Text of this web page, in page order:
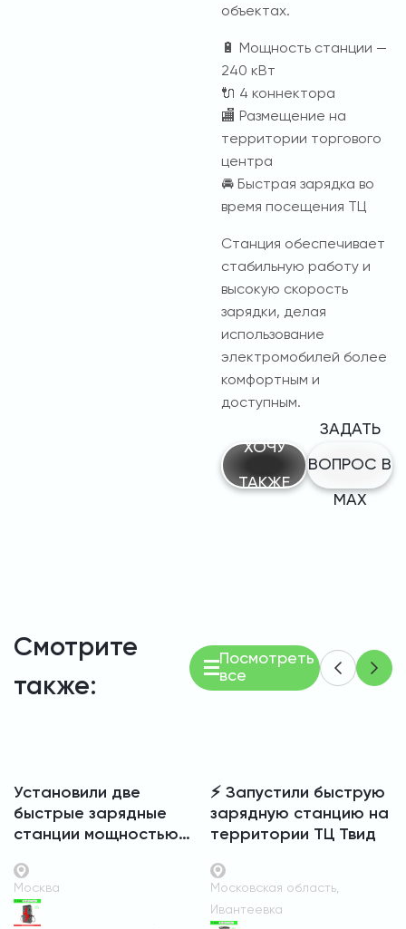
объектах.
🔋 Мощность станции —
240 кВт
🔌 4 коннектора
🏬 Размещение на
территории торгового
центра
🚘 Быстрая зарядка во
время посещения ТЦ
Станция обеспечивает
стабильную работу и
высокую скорость
зарядки, делая
использование
электромобилей более
комфортным и
доступным.
ХОЧУ
ТАКЖЕ
ЗАДАТЬ
ВОПРОС В
MAX
Смотрите
также:
Посмотреть
все
Установили две
быстрые зарядные
станции мощностью
территории ТЦ Твой
Дом в Мытищах ⚡️🔋
Москва
⚡️ Запустили быструю
зарядную станцию на
территории ТЦ Твид
Московская область,
Ивантеевка